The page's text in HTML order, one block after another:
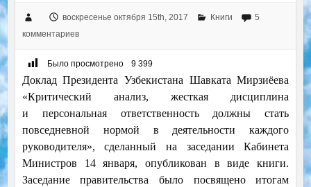
воскресенье октября 15th, 2017 Книги
5
комментариев
Было просмотрено 9 399
Доклад Президента Узбекистана Шавката Мирзиёева
«Критический анализ, жесткая дисциплина
и персональная ответственность должны стать
повседневной нормой в деятельности каждого
руководителя», сделанный на заседании Кабинета
Министров 14 января, опубликован в виде книги.
Заседание правительства было посвящено итогам